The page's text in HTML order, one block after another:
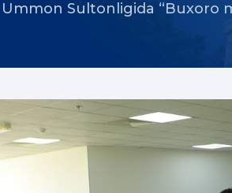
Ummon Sultonligida “Buxoro